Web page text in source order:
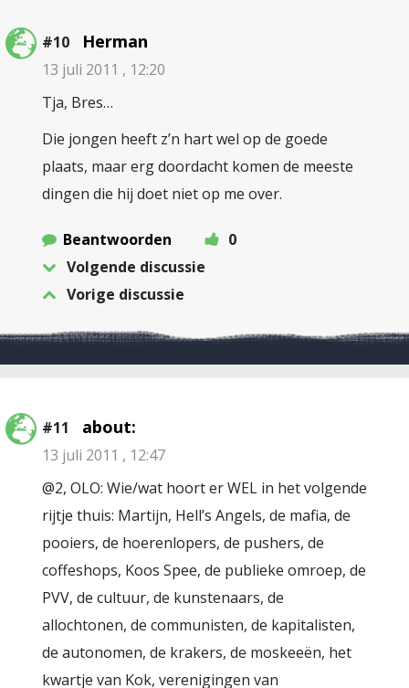
#10 Herman
13 juli 2011 , 12:20
Tja, Bres…
Die jongen heeft z’n hart wel op de goede
plaats, maar erg doordacht komen de meeste
dingen die hij doet niet op me over.
Beantwoorden
0
Volgende discussie
Vorige discussie
#11 about:
13 juli 2011 , 12:47
@2, OLO: Wie/wat hoort er WEL in het volgende
rijtje thuis: Martijn, Hell’s Angels, de mafia, de
pooiers, de hoerenlopers, de pushers, de
coffeshops, Koos Spee, de publieke omroep, de
PVV, de cultuur, de kunstenaars, de
allochtonen, de communisten, de kapitalisten,
de autonomen, de krakers, de moskeeën, het
kwartje van Kok, verenigingen van